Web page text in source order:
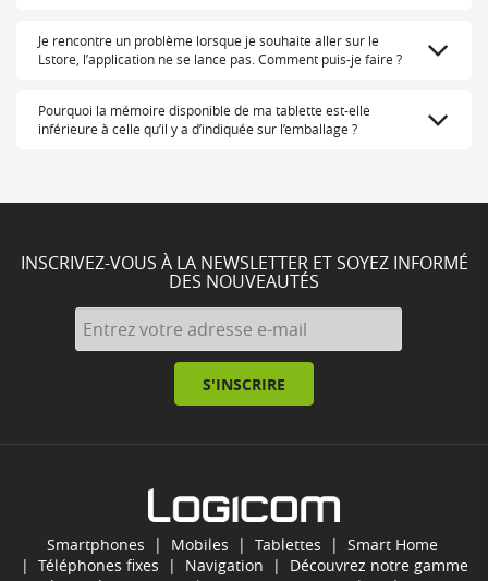
Je rencontre un problème lorsque je souhaite aller sur le
Lstore, l’application ne se lance pas. Comment puis-je faire ?
Pourquoi la mémoire disponible de ma tablette est-elle
inférieure à celle qu’il y a d’indiquée sur l’emballage ?
INSCRIVEZ-VOUS À LA NEWSLETTER ET SOYEZ INFORMÉ
DES NOUVEAUTÉS
S'INSCRIRE
Smartphones | Mobiles | Tablettes | Smart Home
| Téléphones fixes | Navigation | Découvrez notre gamme